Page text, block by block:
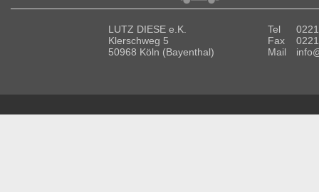
LUTZ DIESE e.K.
Klerschweg 5
50968 Köln (Bayenthal)
Tel
Fax
Mail